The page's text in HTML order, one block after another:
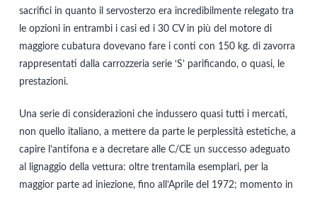
sacrifici in quanto il servosterzo era incredibilmente relegato tra
le opzioni in entrambi i casi ed i 30 CV in più del motore di
maggiore cubatura dovevano fare i conti con 150 kg. di zavorra
rappresentati dalla carrozzeria serie ‘S’ parificando, o quasi, le
prestazioni.
Una serie di considerazioni che indussero quasi tutti i mercati,
non quello italiano, a mettere da parte le perplessità estetiche, a
capire l’antifona e a decretare alle C/CE un successo adeguato
al lignaggio della vettura: oltre trentamila esemplari, per la
maggior parte ad iniezione, fino all’Aprile del 1972; momento in